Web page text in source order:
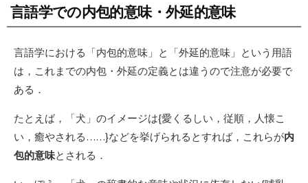
言語学での内包的意味・外延的意味
言語学における「内包的意味」と「外延的意味」という用語
は，これまでの内包・外延の定義とは違うので注意が必要で
ある．
たとえば，「犬」のイメージは{愛くるしい，従順，人懐こ
い，癒やされる……}などを挙げられるとすれば，これらが内
包的意味とされる．